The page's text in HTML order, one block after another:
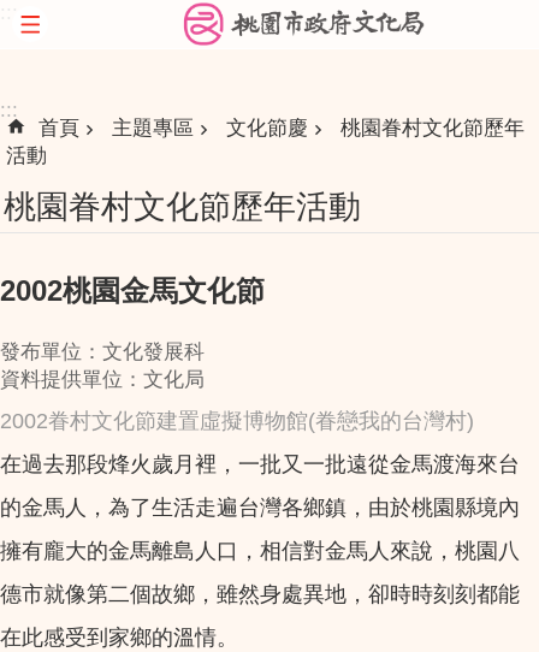
跳到主要內容區塊
:::
首頁 主題專區 文化節慶
桃園眷村文化節歷年
活動
桃園眷村文化節歷年活動
2002桃園金馬文化節
發布單位：文化發展科
資料提供單位：文化局
2002眷村文化節建置虛擬博物館(眷戀我的台灣村)
在過去那段烽火歲月裡，一批又一批遠從金馬渡海來台
的金馬人，為了生活走遍台灣各鄉鎮，由於桃園縣境內
擁有龐大的金馬離島人口，相信對金馬人來說，桃園八
德市就像第二個故鄉，雖然身處異地，卻時時刻刻都能
在此感受到家鄉的溫情。